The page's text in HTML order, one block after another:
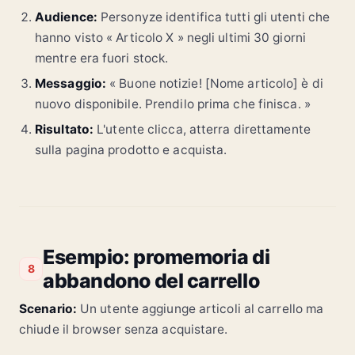
Audience: Personyze identifica tutti gli utenti che
hanno visto « Articolo X » negli ultimi 30 giorni
mentre era fuori stock.
Messaggio: « Buone notizie! [Nome articolo] è di
nuovo disponibile. Prendilo prima che finisca. »
Risultato: L'utente clicca, atterra direttamente
sulla pagina prodotto e acquista.
8
Esempio: promemoria di
abbandono del carrello
Scenario: Un utente aggiunge articoli al carrello ma
chiude il browser senza acquistare.